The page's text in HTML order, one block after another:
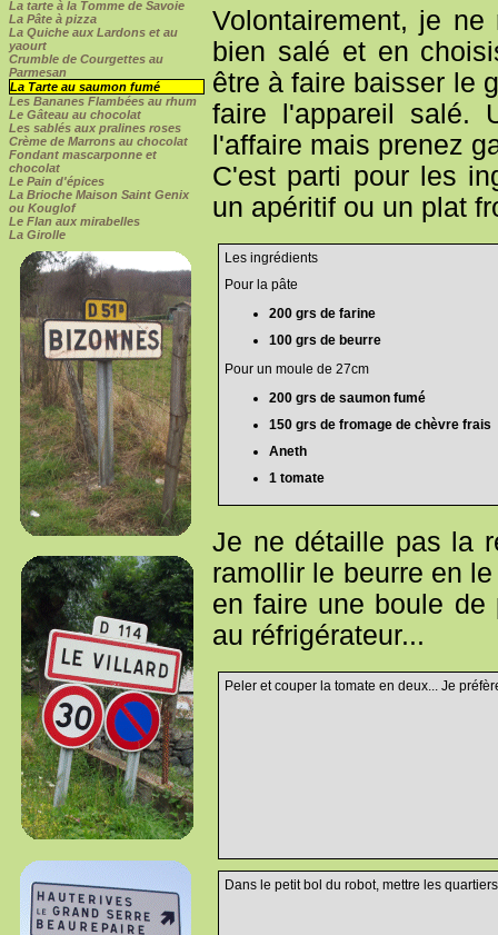
La tarte à la Tomme de Savoie
La Pâte à pizza
La Quiche aux Lardons et au
yaourt
Crumble de Courgettes au
Parmesan
La Tarte au saumon fumé
Les Bananes Flambées au rhum
Le Gâteau au chocolat
Les sablés aux pralines roses
Crème de Marrons au chocolat
Fondant mascarponne et
chocolat
Le Pain d'épices
La Brioche Maison Saint Genix
ou Kouglof
Le Flan aux mirabelles
La Girolle
Volontairement, je
bien salé et en
être à faire baisser le
faire l'appareil salé.
l'affaire mais prenez
C'est parti pour les
un apéritif ou un plat
Les ingrédients
Pour la pâte
200 grs de farine
100 grs de beurre
Pour un moule de 27cm
200 grs de saumon fumé
150 grs de fromage de chèvre frais
Aneth
1 tomate
Je ne détaille pas la
ramollir le beurre en
en faire une boule de
au réfrigérateur...
Peler et couper la tomate en deux... Je
Dans le petit bol du robot, mettre les